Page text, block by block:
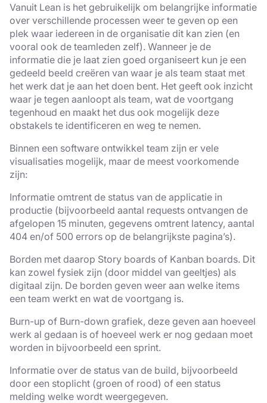
Vanuit Lean is het gebruikelijk om belangrijke informatie
over verschillende processen weer te geven op een
plek waar iedereen in de organisatie dit kan zien (en
vooral ook de teamleden zelf). Wanneer je de
informatie die je laat zien goed organiseert kun je een
gedeeld beeld creëren van waar je als team staat met
het werk dat je aan het doen bent. Het geeft ook inzicht
waar je tegen aanloopt als team, wat de voortgang
tegenhoud en maakt het dus ook mogelijk deze
obstakels te identificeren en weg te nemen.
Binnen een software ontwikkel team zijn er vele
visualisaties mogelijk, maar de meest voorkomende
zijn:
Informatie omtrent de status van de applicatie in
productie (bijvoorbeeld aantal requests ontvangen de
afgelopen 15 minuten, gegevens omtrent latency, aantal
404 en/of 500 errors op de belangrijkste pagina’s).
Borden met daarop Story boards of Kanban boards. Dit
kan zowel fysiek zijn (door middel van geeltjes) als
digitaal zijn. De borden geven weer aan welke items
een team werkt en wat de voortgang is.
Burn-up of Burn-down grafiek, deze geven aan hoeveel
werk al gedaan is of hoeveel werk er nog gedaan moet
worden in bijvoorbeeld een sprint.
Informatie over de status van de build, bijvoorbeeld
door een stoplicht (groen of rood) of een status
melding welke wordt weergegeven.